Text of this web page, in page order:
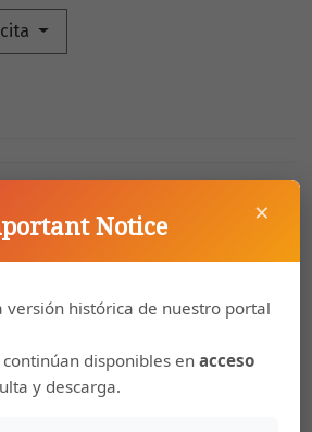
×
Notice
versión histórica de nuestro portal
continúan disponibles enacceso
y descarga.